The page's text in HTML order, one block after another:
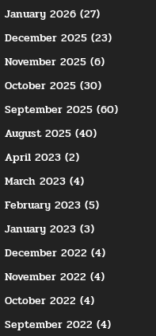
January 2026 (27)
December 2025 (23)
November 2025 (6)
October 2025 (30)
September 2025 (60)
August 2025 (40)
April 2023 (2)
March 2023 (4)
February 2023 (5)
January 2023 (3)
December 2022 (4)
November 2022 (4)
October 2022 (4)
September 2022 (4)